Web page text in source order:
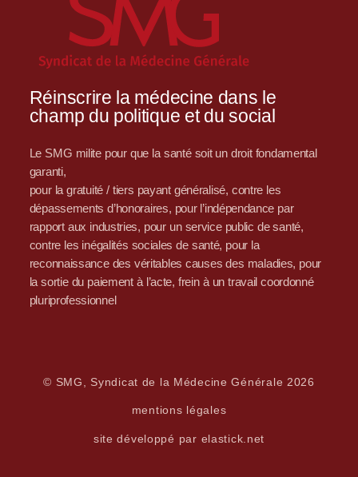
Réinscrire la médecine dans le
champ du politique et du social
Le SMG milite pour que la santé soit un droit fondamental
garanti,
pour la gratuité / tiers payant généralisé, contre les
dépassements d’honoraires, pour l’indépendance par
rapport aux industries, pour un service public de santé,
contre les inégalités sociales de santé, pour la
reconnaissance des véritables causes des maladies, pour
la sortie du paiement à l’acte, frein à un travail coordonné
pluriprofessionnel
© SMG, Syndicat de la Médecine Générale 2026
mentions légales
site développé par elastick.net